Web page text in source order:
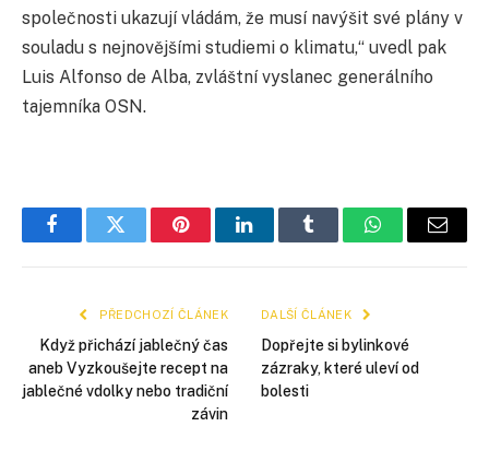
společnosti ukazují vládám, že musí navýšit své plány v
souladu s nejnovějšími studiemi o klimatu,“ uvedl pak
Luis Alfonso de Alba, zvláštní vyslanec generálního
tajemníka OSN.
FacebookTwitter PinterestLinkedInTumblr WhatsApp
E-
PŘEDCHOZÍ ČLÁNEK
Když přichází jablečný čas
aneb Vyzkoušejte recept na
jablečné vdolky nebo tradiční
závin
DALŠÍ ČLÁNEK
Dopřejte si bylinkové
zázraky, které uleví od
bolesti